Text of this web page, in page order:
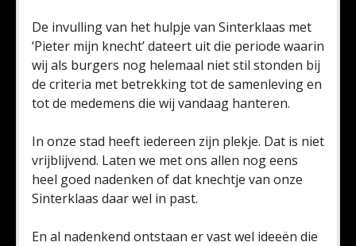
De invulling van het hulpje van Sinterklaas met
‘Pieter mijn knecht’ dateert uit die periode waarin
wij als burgers nog helemaal niet stil stonden bij
de criteria met betrekking tot de samenleving en
tot de medemens die wij vandaag hanteren.
In onze stad heeft iedereen zijn plekje. Dat is niet
vrijblijvend. Laten we met ons allen nog eens
heel goed nadenken of dat knechtje van onze
Sinterklaas daar wel in past.
En al nadenkend ontstaan er vast wel ideeën die